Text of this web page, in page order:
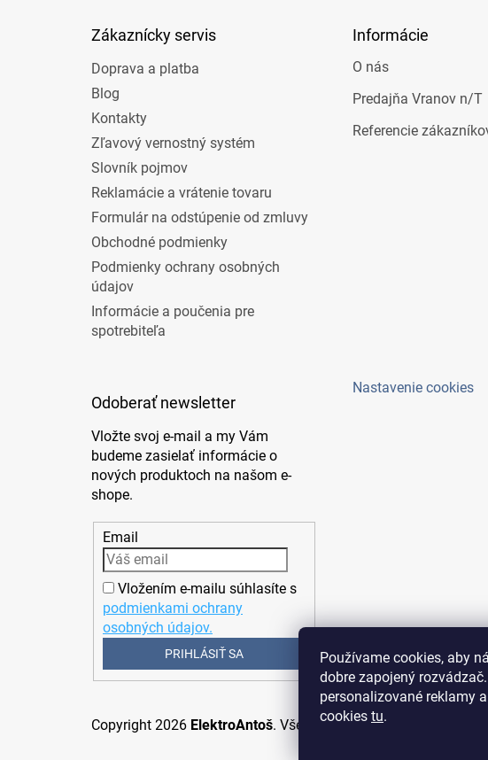
Používame cookies, aby
dobre zapojený
personalizované reklamy
cookies tu.
Zákaznícky servis
Doprava a platba
Blog
Kontakty
Zľavový vernostný systém
Slovník pojmov
Reklamácie a vrátenie tovaru
Formulár na odstúpenie od zmluvy
Obchodné podmienky
Podmienky ochrany osobných
údajov
Informácie a poučenia pre
spotrebiteľa
Informácie
O nás
Predajňa Vranov n/T
Referencie
Odoberať newsletter
Vložte svoj e-mail a my Vám
budeme zasielať informácie o
nových produktoch na našom e-
shope.
Email
Vložením e-mailu súhlasíte s
podmienkami ochrany
osobných údajov.
PRIHLÁSIŤ SA
Nastavenie cookies
Copyright 2026 ElektroAntoš. Všetky práva vyhradené.